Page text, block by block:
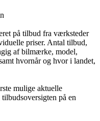
på tilbud fra værksteder
priser. Antal tilbud,
af bilmærke, model,
hvornår og hvor i landet,
mulige aktuelle
på en